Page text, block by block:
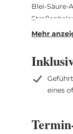
Blei-Säure-
Auf den
hier
eines